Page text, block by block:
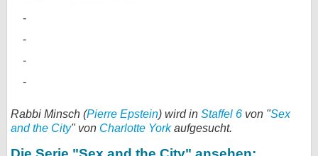
Rabbi Minsch (Pierre Epstein) wird in Staffel 6 von "Sex
and the City" von Charlotte Yorkaufgesucht.
Forum